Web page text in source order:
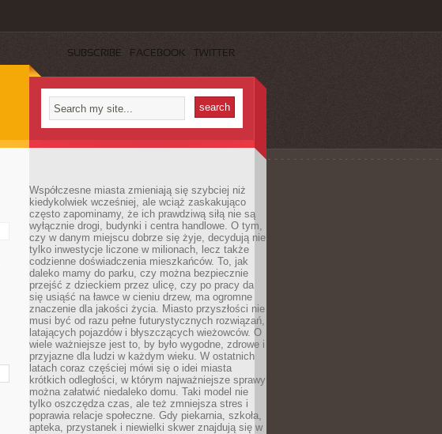
SUBSCRIBE FACEBOOK TWITTER
Współczesne miasta zmieniają się szybciej niż
kiedykolwiek wcześniej, ale wciąż zaskakująco
często zapominamy, że ich prawdziwą siłą nie są
wyłącznie drogi, budynki i centra handlowe. O tym,
czy w danym miejscu dobrze się żyje, decydują nie
tylko inwestycje liczone w milionach, lecz także
codzienne doświadczenia mieszkańców. To, jak
daleko mamy do parku, czy można bezpiecznie
przejść z dzieckiem przez ulicę, czy po pracy da
się usiąść na ławce w cieniu drzew, ma ogromne
znaczenie dla jakości życia. Miasto przyszłości nie
musi być od razu pełne futurystycznych rozwiązań,
latających pojazdów i błyszczących wieżowców. O
wiele ważniejsze jest to, by było wygodne, zdrowe i
przyjazne dla ludzi w każdym wieku. W ostatnich
latach coraz częściej mówi się o idei miasta
krótkich odległości, w którym najważniejsze sprawy
można załatwić niedaleko domu. Taki model nie
tylko oszczędza czas, ale też zmniejsza stres i
poprawia relacje społeczne. Gdy piekarnia, szkoła,
apteka, przystanek i niewielki skwer znajdują się w